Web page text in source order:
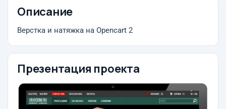
Описание
Верстка и натяжка на Opencart 2
Презентация проекта